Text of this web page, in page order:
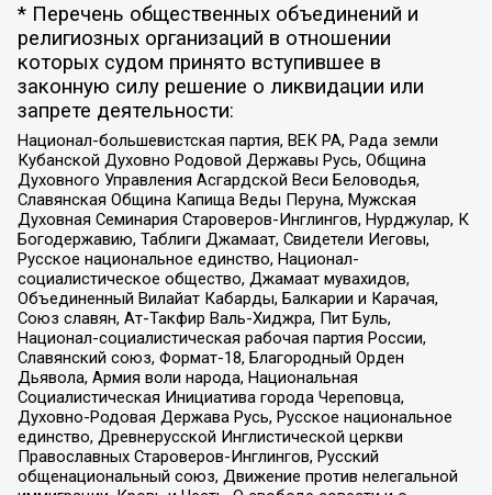
* Перечень общественных объединений и
религиозных организаций в отношении
которых судом принято вступившее в
законную силу решение о ликвидации или
запрете деятельности:
Национал-большевистская партия, ВЕК РА, Рада земли
Кубанской Духовно Родовой Державы Русь, Община
Духовного Управления Асгардской Веси Беловодья,
Славянская Община Капища Веды Перуна, Мужская
Духовная Семинария Староверов-Инглингов, Нурджулар, К
Богодержавию, Таблиги Джамаат, Свидетели Иеговы,
Русское национальное единство, Национал-
социалистическое общество, Джамаат мувахидов,
Объединенный Вилайат Кабарды, Балкарии и Карачая,
Союз славян, Ат-Такфир Валь-Хиджра, Пит Буль,
Национал-социалистическая рабочая партия России,
Славянский союз, Формат-18, Благородный Орден
Дьявола, Армия воли народа, Национальная
Социалистическая Инициатива города Череповца,
Духовно-Родовая Держава Русь, Русское национальное
единство, Древнерусской Инглистической церкви
Православных Староверов-Инглингов, Русский
общенациональный союз, Движение против нелегальной